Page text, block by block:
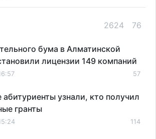
2624 76
бума в Алматинской
лицензии 149 компаний
57
абитуриенты узнали, кто получил
гранты
114